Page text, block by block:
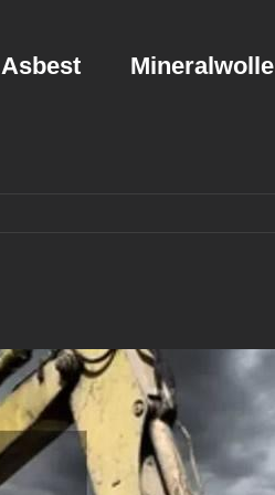
Asbest Mineralwolle